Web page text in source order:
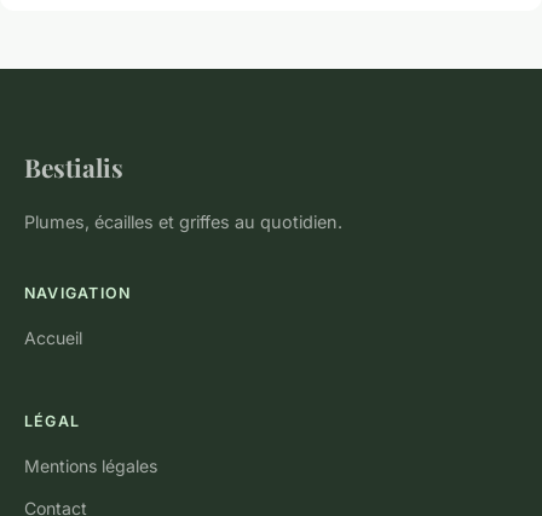
Bestialis
Plumes, écailles et griffes au quotidien.
NAVIGATION
Accueil
LÉGAL
Mentions légales
Contact